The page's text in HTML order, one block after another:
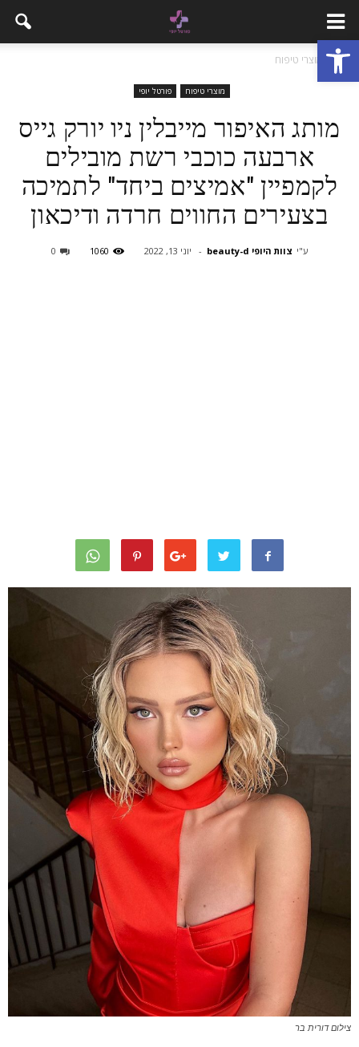
פתח סרגל נגישות
בית מוצרי טיפוח
מוצרי טיפוח פורטל יופי
מותג האיפור מייבלין ניו יורק גייס
ארבעה כוכבי רשת מובילים
לקמפיין "אמיצים ביחד" לתמיכה
בצעירים החווים חרדה ודיכאון
ע"י צוות היופי beauty-d - יוני 13, 2022 1060
0
צילום דורית בר